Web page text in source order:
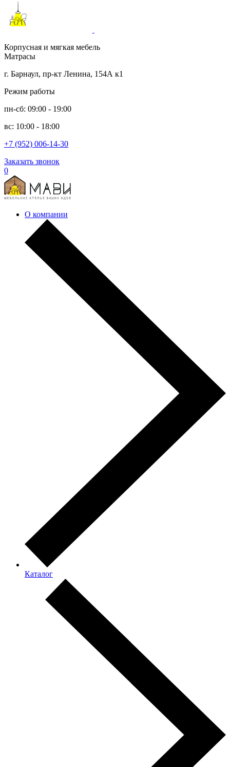
Корпусная и мягкая мебель
Матрасы
г. Барнаул, пр-кт Ленина, 154А к1
Режим работы
пн-сб: 09:00 - 19:00
вс: 10:00 - 18:00
+7 (952) 006-14-30
Заказать звонок
0
О компании
Каталог